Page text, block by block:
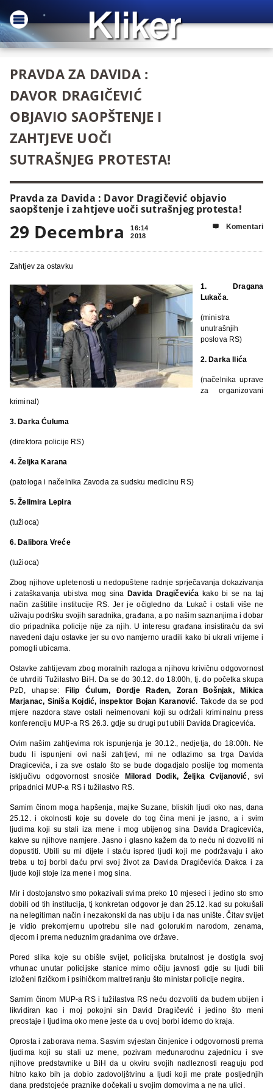
PRAVDA ZA DAVIDA :
DAVOR DRAGIČEVIĆ
OBJAVIO SAOPŠTENJE I
ZAHTJEVE UOČI
SUTRAŠNJEG PROTESTA!
Pravda za Davida : Davor Dragičević objavio
saopštenje i zahtjeve uoči sutrašnjeg protesta!
29 Decembra
16:14
2018
 Komentari
Zahtjev za ostavku
1. Dragana
Lukača
(ministra
unutrašnjih
poslova RS)
2. Darka Ilića
(načelnika uprave
za organizovani
kriminal)
3. Darka Ćuluma
(direktora policije RS)
4. Željka Karana
(patologa i načelnika Zavoda za sudsku medicinu RS)
5. Želimira Lepira
(tužioca)
6. Dalibora Vreće
(tužioca)
Zbog njihove upletenosti u nedopuštene radnje sprječavanja dokazivanja
i zataškavanja ubistva mog sina Davida Dragičevića kako bi se na taj
način zaštitile institucije RS. Jer je očigledno da Lukač i ostali više ne
uživaju podršku svojih saradnika, građana, a po našim saznanjima i dobar
dio pripadnika policije nije za njih. U interesu građana insistiraću da svi
navedeni daju ostavke jer su ovo namjerno uradili kako bi ukrali vrijeme i
pomogli ubicama.
Ostavke zahtijevam zbog moralnih razloga a njihovu krivičnu odgovornost
će utvrditi Tužilastvo BiH. Da se do 30.12. do 18:00h, tj. do početka skupa
PzD, uhapse: Filip Ćulum, Đordje Rađen, Zoran Bošnjak, Mikica
Marjanac, Siniša Kojdić, inspektor Bojan Karanović . Takođe da se pod
mjere nazdora stave ostali neimenovani koji su održali kriminalnu press
konferenciju MUP-a RS 26.3. gdje su drugi put ubili Davida Dragicevića.
Ovim našim zahtjevima rok ispunjenja je 30.12., nedjelja, do 18:00h. Ne
budu li ispunjeni ovi naši zahtjevi, mi ne odlazimo sa trga Davida
Dragicevića, i za sve ostalo što se bude dogadjalo poslije tog momenta
isključivu odgovornost snosiće Milorad Dodik, Željka Cvijanović , svi
pripadnici MUP-a RS i tužilastvo RS.
Samim činom moga hapšenja, majke Suzane, bliskih ljudi oko nas, dana
25.12. i okolnosti koje su dovele do tog čina meni je jasno, a i svim
ljudima koji su stali iza mene i mog ubijenog sina Davida Dragicevića,
kakve su njihove namjere. Jasno i glasno kažem da to neću ni dozvoliti ni
dopustiti. Ubili su mi dijete i staću ispred ljudi koji me podržavaju i ako
treba u toj borbi daću prvi svoj život za Davida Dragičevića Đakca i za
ljude koji stoje iza mene i mog sina.
Mir i dostojanstvo smo pokazivali svima preko 10 mjeseci i jedino sto smo
dobili od tih institucija, tj konkretan odgovor je dan 25.12. kad su pokušali
na nelegitiman način i nezakonski da nas ubiju i da nas unište. Čitav svijet
je vidio prekomjernu upotrebu sile nad golorukim narodom, zenama,
djecom i prema neduznim građanima ove države.
Pored slika koje su obišle svijet, policijska brutalnost je dostigla svoj
vrhunac unutar policijske stanice mimo očiju javnosti gdje su ljudi bili
izloženi fizičkom i psihičkom maltretiranju što ministar policije negira.
Samim činom MUP-a RS i tužilastva RS neću dozvoliti da budem ubijen i
likvidiran kao i moj pokojni sin David Dragičević i jedino što meni
preostaje i ljudima oko mene jeste da u ovoj borbi idemo do kraja.
Oprosta i zaborava nema. Sasvim svjestan činjenice i odgovornosti prema
ljudima koji su stali uz mene, pozivam međunarodnu zajednicu i sve
njihove predstavnike u BiH da u okviru svojih nadleznosti reaguju pod
hitno kako bih ja dobio zadovoljštvinu a ljudi koji me prate posljednjih
dana predstojeće praznike dočekali u svojim domovima a ne na ulici.